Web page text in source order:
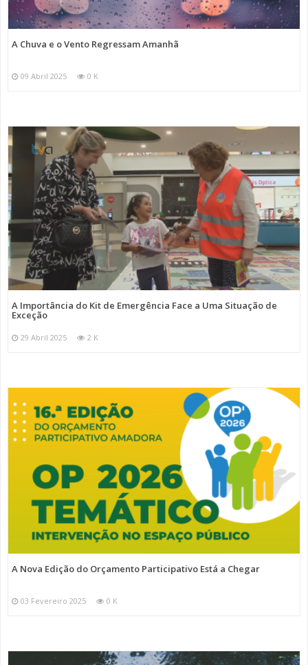
A Chuva e o Vento Regressam Amanhã
09 Abril 2025 0 K
A Importância do Kit de Emergência Face a Uma Situação de
Exceção
29 Abril 2025 2 K
A Nova Edição do Orçamento Participativo Está a Chegar
03 Fevereiro 2025 0 K